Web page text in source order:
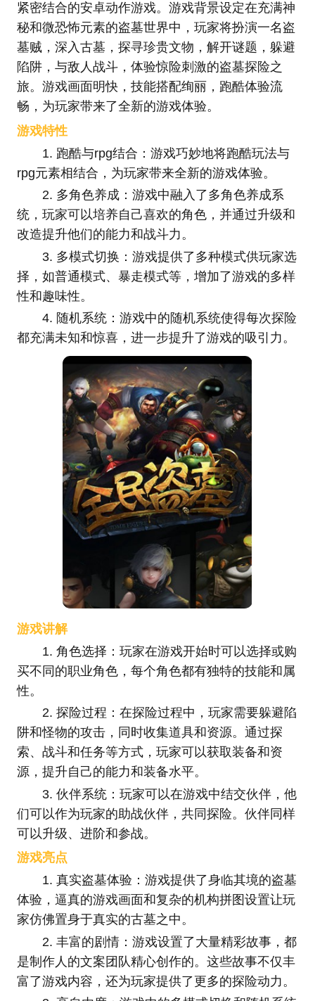
紧密结合的安卓动作游戏。游戏背景设定在充满神
秘和微恐怖元素的盗墓世界中，玩家将扮演一名盗
墓贼，深入古墓，探寻珍贵文物，解开谜题，躲避
陷阱，与敌人战斗，体验惊险刺激的盗墓探险之
旅。游戏画面明快，技能搭配绚丽，跑酷体验流
畅，为玩家带来了全新的游戏体验。
游戏特性
1. 跑酷与rpg结合：游戏巧妙地将跑酷玩法与
rpg元素相结合，为玩家带来全新的游戏体验。
2. 多角色养成：游戏中融入了多角色养成系
统，玩家可以培养自己喜欢的角色，并通过升级和
改造提升他们的能力和战斗力。
3. 多模式切换：游戏提供了多种模式供玩家选
择，如普通模式、暴走模式等，增加了游戏的多样
性和趣味性。
4. 随机系统：游戏中的随机系统使得每次探险
都充满未知和惊喜，进一步提升了游戏的吸引力。
游戏讲解
1. 角色选择：玩家在游戏开始时可以选择或购
买不同的职业角色，每个角色都有独特的技能和属
性。
2. 探险过程：在探险过程中，玩家需要躲避陷
阱和怪物的攻击，同时收集道具和资源。通过探
索、战斗和任务等方式，玩家可以获取装备和资
源，提升自己的能力和装备水平。
3. 伙伴系统：玩家可以在游戏中结交伙伴，他
们可以作为玩家的助战伙伴，共同探险。伙伴同样
可以升级、进阶和参战。
游戏亮点
1. 真实盗墓体验：游戏提供了身临其境的盗墓
体验，逼真的游戏画面和复杂的机构拼图设置让玩
家仿佛置身于真实的古墓之中。
2. 丰富的剧情：游戏设置了大量精彩故事，都
是制作人的文案团队精心创作的。这些故事不仅丰
富了游戏内容，还为玩家提供了更多的探险动力。